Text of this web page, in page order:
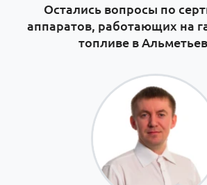
Остались вопросы по
аппаратов, работающих на
топливе в